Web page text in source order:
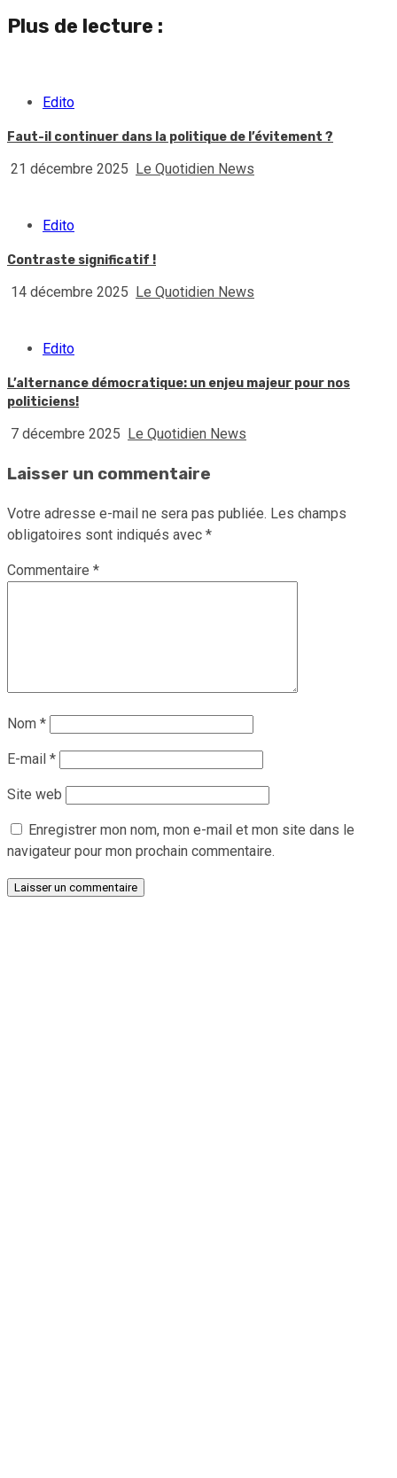
Plus de lecture :
Edito
Faut-il continuer dans la politique de l’évitement ?
21 décembre 2025 Le Quotidien News
Edito
Contraste significatif !
14 décembre 2025 Le Quotidien News
Edito
L’alternance démocratique: un enjeu majeur pour nos
politiciens!
7 décembre 2025 Le Quotidien News
Laisser un commentaire
Votre adresse e-mail ne sera pas publiée. Les champs
obligatoires sont indiqués avec *
Commentaire *
Nom *
E-mail *
Site web
Enregistrer mon nom, mon e-mail et mon site dans le
navigateur pour mon prochain commentaire.